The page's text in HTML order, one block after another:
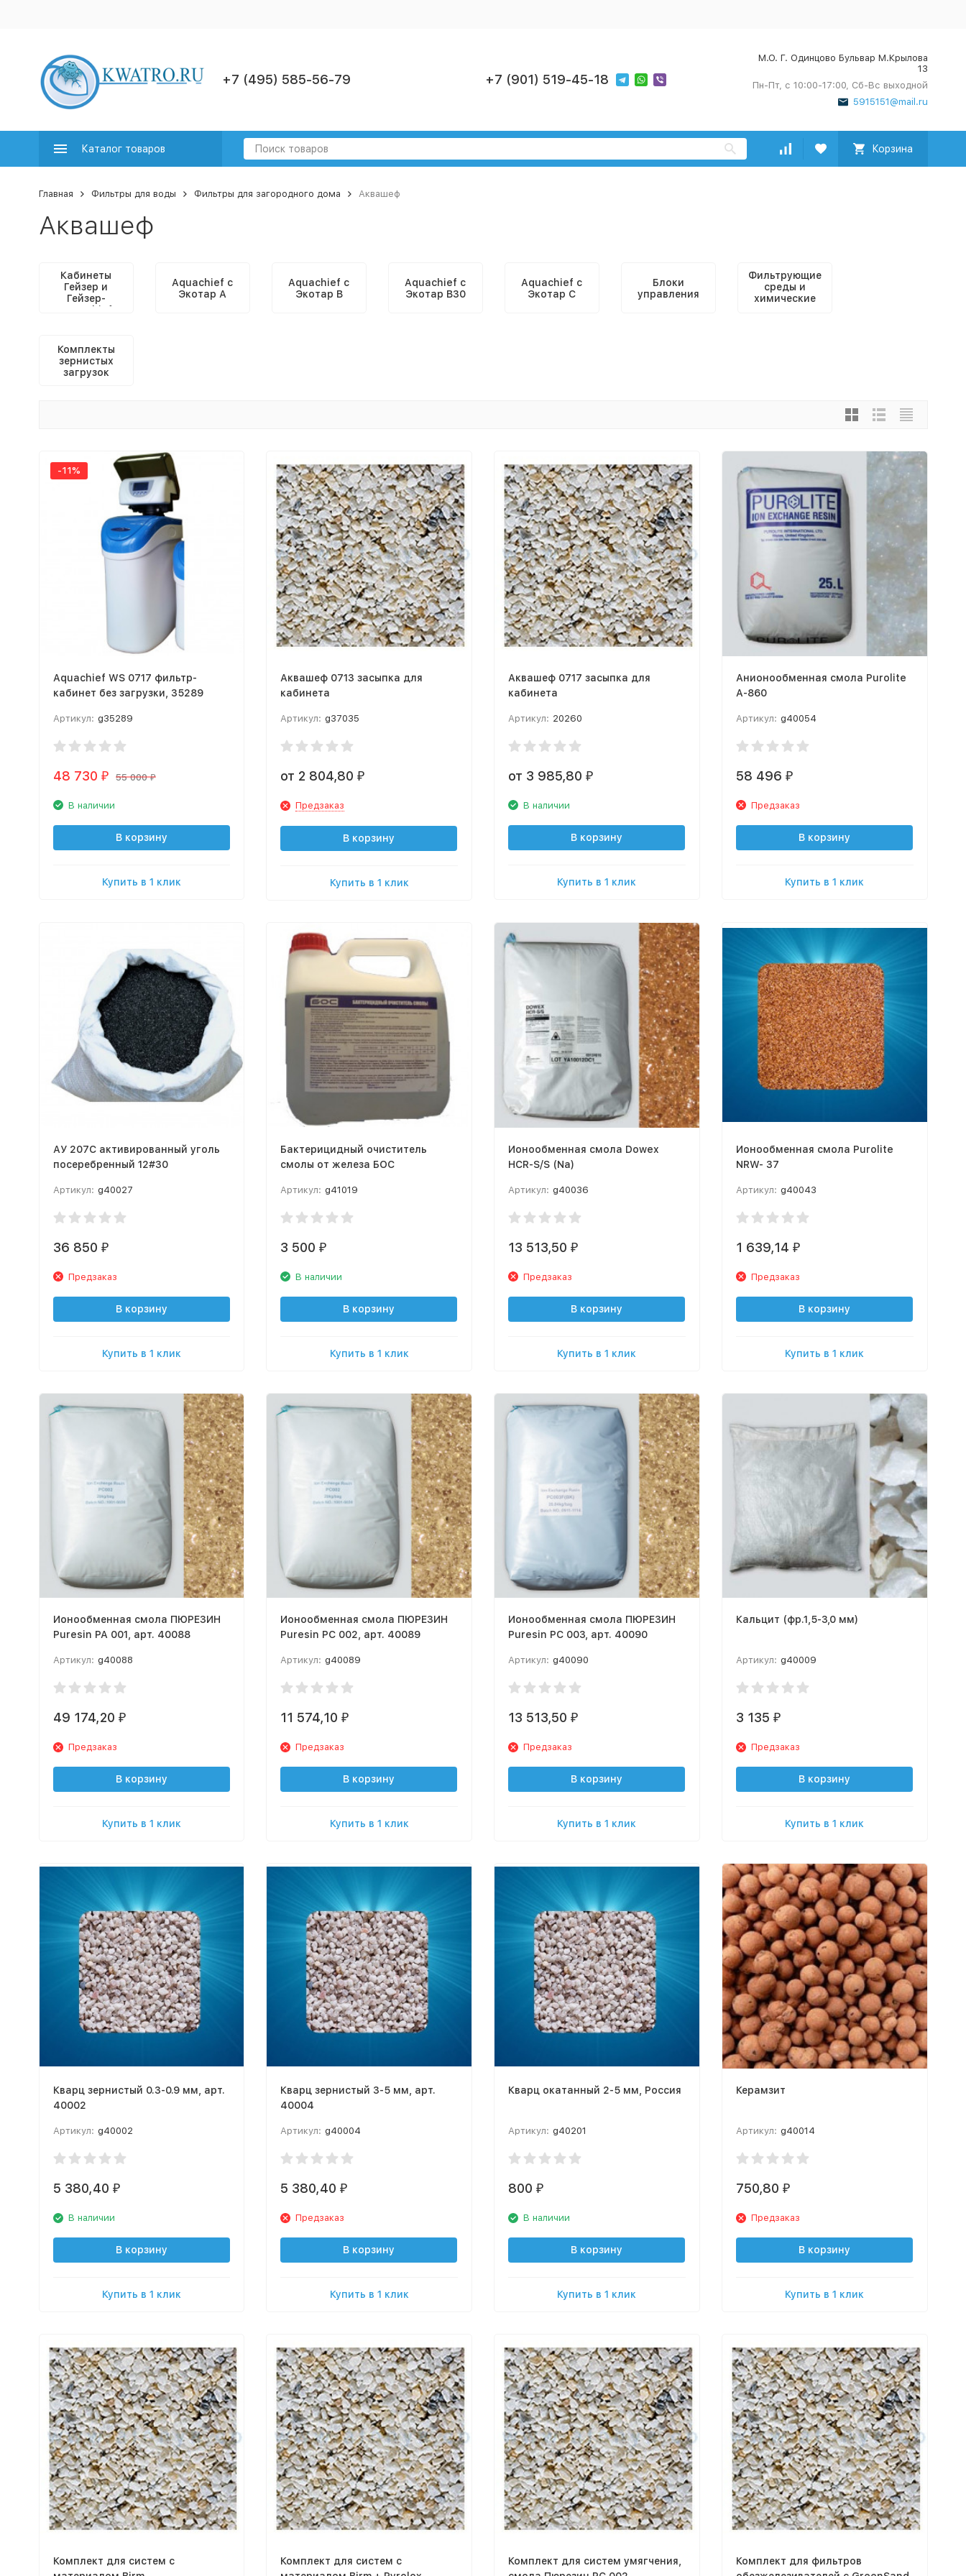
+7 (495) 585-56-79 +7 (901) 519-45-18
М.О. Г. Одинцово Бульвар М.Крылова
13
Пн-Пт, с 10:00-17:00, Сб-Вс выходной
5915151@mail.ru
Каталог товаров Корзина
Главная Фильтры для воды Фильтры для загородного дома Аквашеф
Аквашеф
Кабинеты
Гейзер и
Гейзер-
Aquachief
Aquachief с
Экотар А
Aquachief с
Экотар В
Aquachief с
Экотар В30
Aquachief с
Экотар С
Блоки
управления
Фильтрующие
среды и
химические
Комплекты
зернистых
загрузок
-11%
Aquachief WS 0717 фильтр-
кабинет без загрузки, 35289
Артикул: g35289
48 730 ₽ 55 000 ₽
В наличии
В корзину
Купить в 1 клик
Аквашеф 0713 засыпка для
кабинета
Артикул: g37035
от 2 804,80₽
Предзаказ
В корзину
Купить в 1 клик
Аквашеф 0717 засыпка для
кабинета
Артикул: 20260
от 3 985,80 ₽
В наличии
В корзину
Купить в 1 клик
Анионообменная смола Purolite
A-860
Артикул: g40054
58 496 ₽
Предзаказ
В корзину
Купить в 1 клик
АУ 207C активированный уголь
посеребренный 12#30
Артикул: g40027
36 850 ₽
Предзаказ
В корзину
Купить в 1 клик
Бактерицидный очиститель
смолы от железа БОС
Артикул: g41019
3 500 ₽
В наличии
В корзину
Купить в 1 клик
Ионообменная смола Dowex
HCR-S/S (Na)
Артикул: g40036
13 513,50 ₽
Предзаказ
В корзину
Купить в 1 клик
Ионообменная смола Purolite
NRW- 37
Артикул: g40043
1 639,14 ₽
Предзаказ
В корзину
Купить в 1 клик
Ионообменная смола ПЮРЕЗИН
Puresin РА 001, арт. 40088
Артикул: g40088
49 174,20 ₽
Предзаказ
В корзину
Купить в 1 клик
Ионообменная смола ПЮРЕЗИН
Puresin РС 002, арт. 40089
Артикул: g40089
11 574,10 ₽
Предзаказ
В корзину
Купить в 1 клик
Ионообменная смола ПЮРЕЗИН
Puresin РС 003, арт. 40090
Артикул: g40090
13 513,50 ₽
Предзаказ
В корзину
Купить в 1 клик
Кальцит (фр.1,5-3,0 мм)
Артикул: g40009
3 135 ₽
Предзаказ
В корзину
Купить в 1 клик
Кварц зернистый 0.3-0.9 мм, арт.
40002
Артикул: g40002
5 380,40 ₽
В наличии
В корзину
Купить в 1 клик
Кварц зернистый 3-5 мм, арт.
40004
Артикул: g40004
5 380,40 ₽
Предзаказ
В корзину
Купить в 1 клик
Кварц окатанный 2-5 мм, Россия
Артикул: g40201
800 ₽
В наличии
В корзину
Купить в 1 клик
Керамзит
Артикул: g40014
750,80 ₽
Предзаказ
В корзину
Купить в 1 клик
Комплект для систем с
Комплект для систем с
Комплект для систем умягчения,
Комплект для фильтров